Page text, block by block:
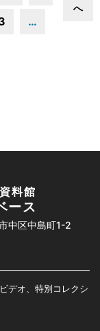
…
へ
料館
ース
中区中島町1-2
デオ、特別コレクシ